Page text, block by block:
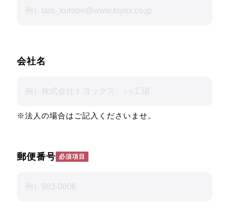
会社名
※法人の場合はご記入くださいませ。
郵便番号